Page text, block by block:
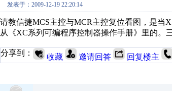
发表于：2009-12-19 22:20:14
请教信捷MCS主控与MCR主控复位看图，是当
从《XC系列可编程序控制器操作手册》里的。
分享到： 收藏 邀请回答 回复楼主